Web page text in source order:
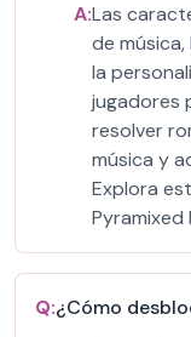
A:Las
de
la
jugadores
resolver
música y
Explora
Pyramixed
Q:¿Cómo